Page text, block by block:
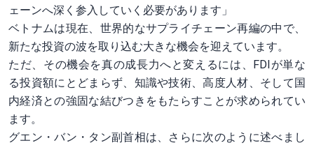
ェーンへ深く参入していく必要があります」
ベトナムは現在、世界的なサプライチェーン再編の中で、
新たな投資の波を取り込む大きな機会を迎えています。
ただ、その機会を真の成長力へと変えるには、FDIが単な
る投資額にとどまらず、知識や技術、高度人材、そして国
内経済との強固な結びつきをもたらすことが求められてい
ます。
グエン・バン・タン副首相は、さらに次のように述べまし